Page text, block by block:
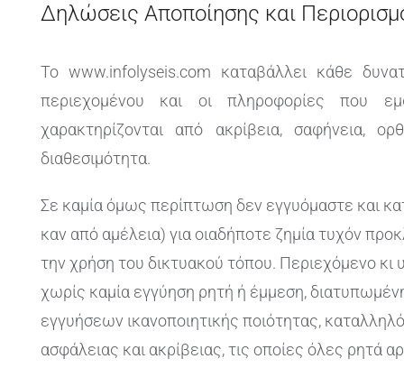
Δηλώσεις Αποποίησης και
Το www.infolyseis.com καταβάλλει κάθε
περιεχομένου και οι πληροφορίες που
χαρακτηρίζονται από ακρίβεια, σαφήνεια,
διαθεσιμότητα.
Σε καμία όμως περίπτωση δεν εγγυόμαστε και
καν από αμέλεια) για οιαδήποτε ζημία τυχόν
την χρήση του δικτυακού τόπου. Περιεχόμενο κι
χωρίς καμία εγγύηση ρητή ή έμμεση,
εγγυήσεων ικανοποιητικής ποιότητας,
ασφάλειας και ακρίβειας, τις οποίες όλες ρητά